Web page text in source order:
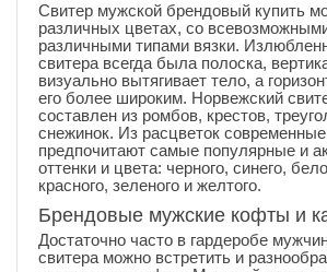
Свитер мужской брендовый купить
различных цветах, со
различными типами вязки.
свитера всегда была полоска,
визуально вытягивает тело, а
его более широким. Норвежский
составлен из ромбов, крестов,
снежинок. Из расцветок
предпочитают самые популярные и
оттенки и цвета: черного, синего,
красного, зеленого и желтого.
Брендовые мужские кофты и
Достаточно часто в гардеробе
свитера можно встретить и